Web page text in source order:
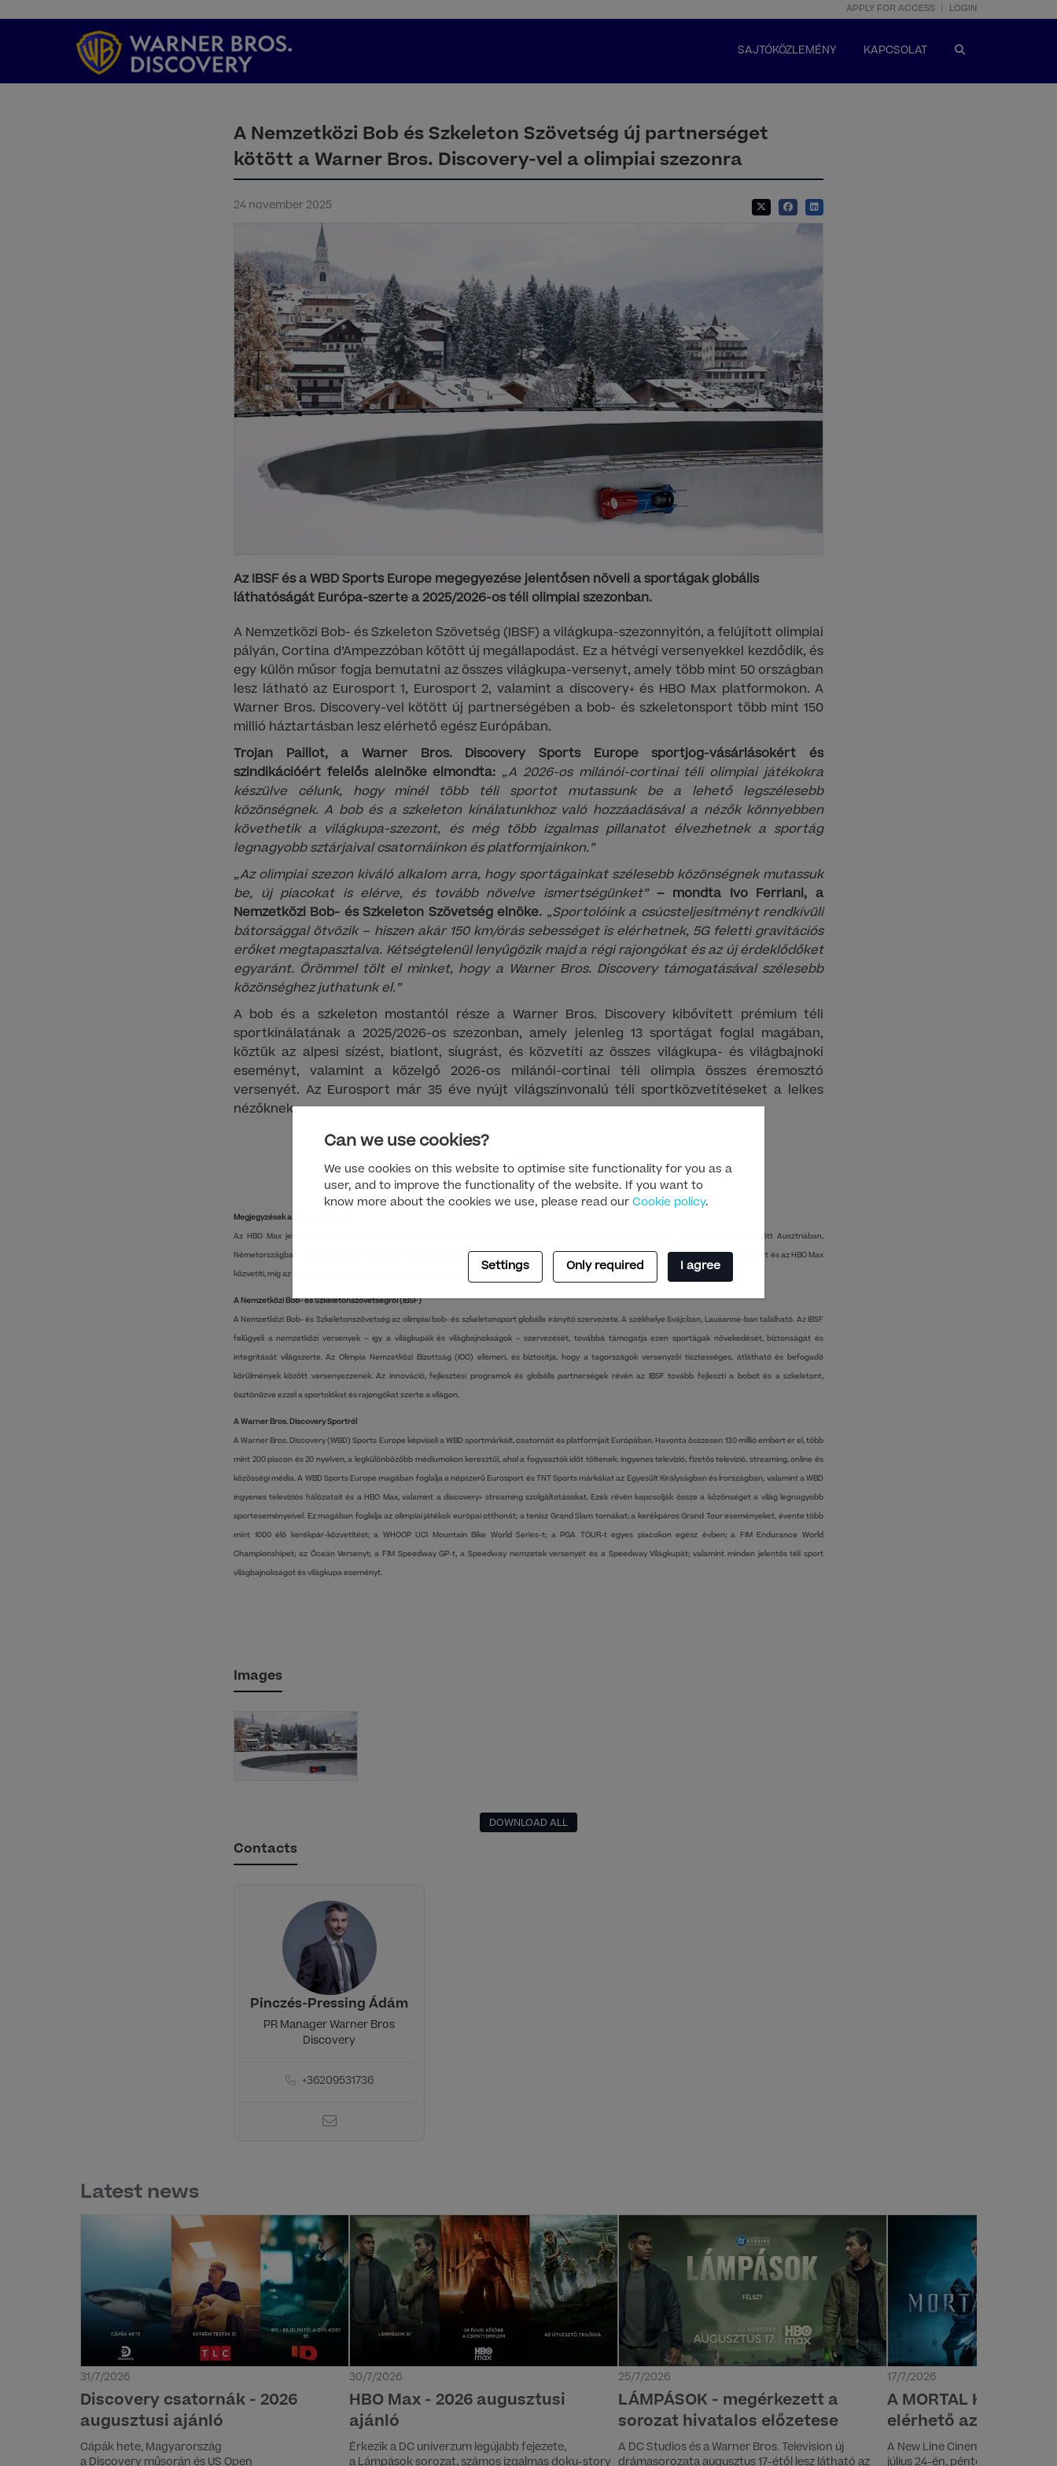
Can we use cookies?
We use cookies on this website to optimise site functionality for you as a
user, and to improve the functionality of the website. If you want to
know more about the cookies we use, please read our Cookie policy.
Settings Only required I agree
APPLY FOR ACCESS LOGIN
SAJTÓKÖZLEMÉNY KAPCSOLAT
A Nemzetközi Bob és Szkeleton Szövetség új partnerséget
kötött a Warner Bros. Discovery-vel a olimpiai szezonra
24 november 2025
Az IBSF és a WBD Sports Europe megegyezése jelentősen növeli a sportágak globális
láthatóságát Európa-szerte a 2025/2026-os téli olimpiai szezonban.
A Nemzetközi Bob- és Szkeleton Szövetség (IBSF) a világkupa-szezonnyitón, a felújított olimpiai
pályán, Cortina d’Ampezzóban kötött új megállapodást. Ez a hétvégi versenyekkel kezdődik, és
egy külön műsor fogja bemutatni az összes világkupa-versenyt, amely több mint 50 országban
lesz látható az Eurosport 1, Eurosport 2, valamint a discovery+ és HBO Max platformokon. A
Warner Bros. Discovery-vel kötött új partnerségében a bob- és szkeletonsport több mint 150
millió háztartásban lesz elérhető egész Európában.
Trojan Paillot, a Warner Bros. Discovery Sports Europe sportjog-vásárlásokért és
szindikációért felelős alelnöke elmondta: „A 2026-os milánói-cortinai téli olimpiai játékokra
készülve célunk, hogy minél több téli sportot mutassunk be a lehető legszélesebb
közönségnek. A bob és a szkeleton kínálatunkhoz való hozzáadásával a nézők könnyebben
követhetik a világkupa-szezont, és még több izgalmas pillanatot élvezhetnek a sportág
legnagyobb sztárjaival csatornáinkon és platformjainkon.”
„Az olimpiai szezon kiváló alkalom arra, hogy sportágainkat szélesebb közönségnek mutassuk
be, új piacokat is elérve, és tovább növelve ismertségünket”
– mondta Ivo Ferriani, a
Nemzetközi Bob- és Szkeleton Szövetség elnöke. „Sportolóink a csúcsteljesítményt rendkívüli
bátorsággal ötvözik – hiszen akár 150 km/órás sebességet is elérhetnek, 5G feletti gravitációs
erőket megtapasztalva. Kétségtelenül lenyűgözik majd a régi rajongókat és az új érdeklődőket
egyaránt. Örömmel tölt el minket, hogy a Warner Bros. Discovery támogatásával szélesebb
közönséghez juthatunk el.”
A bob és a szkeleton mostantól része a Warner Bros. Discovery kibővített prémium téli
sportkínálatának a 2025/2026-os szezonban, amely jelenleg 13 sportágat foglal magában,
köztük az alpesi sízést, biatlont, síugrást, és közvetíti az összes világkupa- és világbajnoki
eseményt, valamint a közelgő 2026-os milánói-cortinai téli olimpia összes éremosztó
versenyét. Az Eurosport már 35 éve nyújt világszínvonalú téli sportközvetítéseket a lelkes
nézőknek.
VÉGE
Megjegyzések a szerkesztőknek:
Az HBO Max jelenleg több mint 40 európai piacon sugároz élő sportközvetítéseket, és 2026 elején új területeken is elindul, többek között Ausztriában,
Németországban, Olaszországban, Svájcban és az Egyesült Királyságban. A 2026-os milánói-cortinai téli olimpiai játékokat Európában az Eurosport és az HBO Max
közvetíti, míg az Egyesült Királyságban a TNT Sports kínálja a közvetítéseket a discovery+ platformon keresztül.
A Nemzetközi Bob- és Szkeletonszövetségről (IBSF)
A Nemzetközi Bob- és Szkeletonszövetség az olimpiai bob- és szkeletonsport globális irányító szervezete. A székhelye Svájcban, Lausanne-ban található. Az IBSF
felügyeli a nemzetközi versenyek – így a világkupák és világbajnokságok – szervezését, továbbá támogatja ezen sportágak növekedését, biztonságát és
integritását világszerte. Az Olimpia Nemzetközi Bizottság (IOC) elismeri, és biztosítja, hogy a tagországok versenyzői tisztességes, átlátható és befogadó
körülmények között versenyezzenek. Az innováció, fejlesztési programok és globális partnerségek révén az IBSF tovább fejleszti a bobot és a szkeletont,
ösztönözve ezzel a sportolókat és rajongókat szerte a világon.
A Warner Bros. Discovery Sportról
A Warner Bros. Discovery (WBD) Sports Europe képviseli a WBD sportmárkáit, csatornáit és platformjait Európában. Havonta összesen 130 millió embert ér el, több
mint 200 piacon és 20 nyelven, a legkülönbözőbb médiumokon keresztül, ahol a fogyasztók időt töltenek: ingyenes televízió, fizetős televízió, streaming, online és
közösségi média. A WBD Sports Europe magában foglalja a népszerű Eurosport és TNT Sports márkákat az Egyesült Királyságban és Írországban, valamint a WBD
ingyenes televíziós hálózatait és a HBO Max, valamint a discovery+ streaming szolgáltatásokat. Ezek révén kapcsolják össze a közönséget a világ legnagyobb
sporteseményeivel. Ez magában foglalja az olimpiai játékok európai otthonát; a tenisz Grand Slam tornákat; a kerékpáros Grand Tour eseményeket, évente több
mint 1000 élő kerékpár-közvetítést; a WHOOP UCI Mountain Bike World Series-t; a PGA TOUR-t egyes piacokon egész évben; a FIM Endurance World
Championshipet; az Óceán Versenyt; a FIM Speedway GP-t, a Speedway nemzetek versenyét és a Speedway Világkupát; valamint minden jelentős téli sport
világbajnokságot és világkupa eseményt.
Images
DOWNLOAD ALL
Contacts
Pinczés-Pressing Ádám
PR Manager Warner Bros
Discovery
+36209531736
Latest news
31/7/2026
Discovery csatornák - 2026
augusztusi ajánló
Cápák hete, Magyarország
a Discovery műsorán és US Open
30/7/2026
HBO Max - 2026 augusztusi
ajánló
Érkezik a DC univerzum legújabb fejezete,
a Lámpások sorozat, számos izgalmas doku-story
25/7/2026
LÁMPÁSOK - megérkezett a
sorozat hivatalos előzetese
A DC Studios és a Warner Bros. Television új
drámasorozata augusztus 17-étől lesz látható az
17/7/2026
A MORTAL KOMBAT
elérhető az HBO
A New Line Cinema MORTAL
július 24-én, pénteken debütál